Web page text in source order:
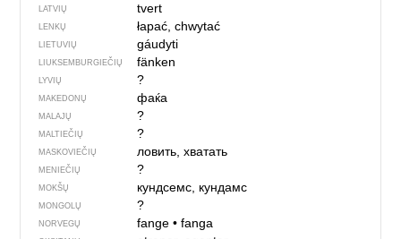
LATVIŲ tvert
LENKŲ łapać, chwytać
LIETUVIŲ gáudyti
LIUKSEMBURGIEČIŲ fänken
LYVIŲ ?
MAKEDONŲ фаќа
MALAJŲ ?
MALTIEČIŲ ?
MASKOVIEČIŲ ловить, хватать
MENIEČIŲ ?
MOKŠŲ кундсемс, кундамс
MONGOLŲ ?
NORVEGŲ fange• fanga